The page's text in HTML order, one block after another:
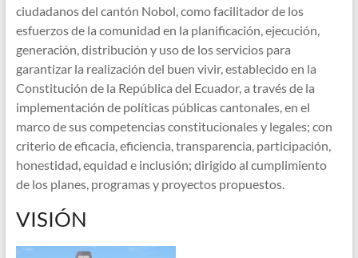
ciudadanos del cantón Nobol, como facilitador de los
esfuerzos de la comunidad en la planificación, ejecución,
generación, distribución y uso de los servicios para
garantizar la realización del buen vivir, establecido en la
Constitución de la República del Ecuador, a través de la
implementación de políticas públicas cantonales, en el
marco de sus competencias constitucionales y legales; con
criterio de eficacia, eficiencia, transparencia, participación,
honestidad, equidad e inclusión; dirigido al cumplimiento
de los planes, programas y proyectos propuestos.
VISIÓN